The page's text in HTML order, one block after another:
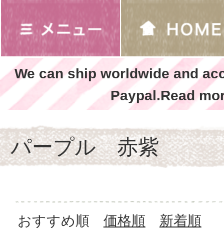
We can ship worldwide and
Paypal.Read
パープル 赤紫
おすすめ順 価格順 新着順